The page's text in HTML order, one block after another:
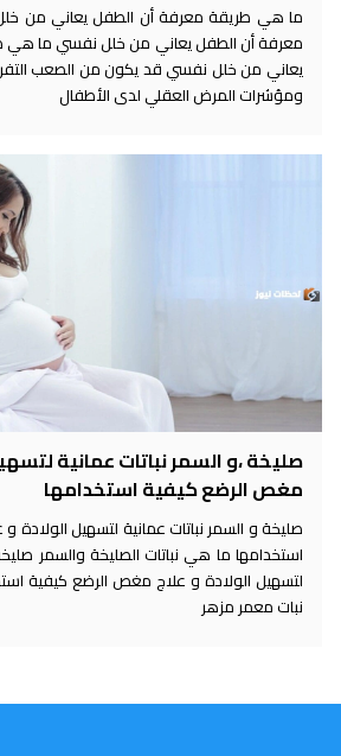
ما هي طريقة معرفة أن الطفل يعاني من
معرفة أن الطفل يعاني من خلل نفسي ما هي
يعاني من خلل نفسي قد يكون من الصعب
ومؤشرات المرض العقلي لدى الأطفال
صليخة ،و السمر نباتات عمانية
مغص الرضع كيفية استخدامها
صليخة و السمر نباتات عمانية لتسهيل
استخدامها ما هي نباتات الصليخة والسمر
لتسهيل الولادة و علاج مغص الرضع كيفية
نبات معمر مزهر